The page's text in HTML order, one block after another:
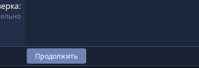
Продолжить